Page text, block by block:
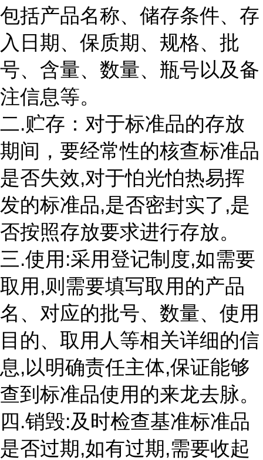
包括产品名称、储存条件、存
入日期、保质期、规格、批
号、含量、数量、瓶号以及备
注信息等。
二.贮存：对于标准品的存放
期间，要经常性的核查标准品
是否失效,对于怕光怕热易挥
发的标准品,是否密封实了,是
否按照存放要求进行存放。
三.使用:采用登记制度,如需要
取用,则需要填写取用的产品
名、对应的批号、数量、使用
目的、取用人等相关详细的信
息,以明确责任主体,保证能够
查到标准品使用的来龙去脉。
四.销毁:及时检查基准标准品
是否过期,如有过期,需要收起